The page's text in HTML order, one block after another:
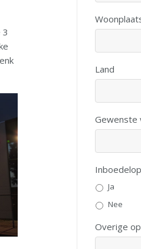
3
Land
Gewenste
Ja
Nee
Overige